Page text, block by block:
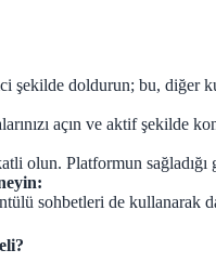
doldurun; bu, diğer
açın ve aktif şekilde
olun. Platformun sağladığı
sohbetleri de